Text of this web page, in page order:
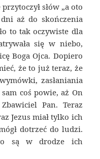
słów „a oto
aż do skończenia
to tak oczywiste dla
się w niebo,
Boga Ojca. Dopiero
że to już teraz, że
zasłaniania
coś powie, aż On
Pan. Teraz
Jezus miał tylko ich
dotrzeć do ludzi.
są w drodze ich